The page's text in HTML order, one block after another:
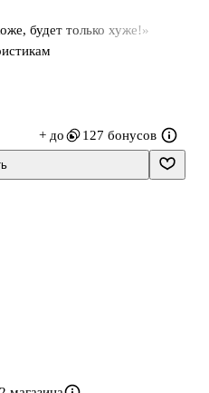
будет только хуже!»
Шон Гровер,
с такими детьми, причем ими
книге он проведет
главные ошибки родителей,
+ до 127 бонусов